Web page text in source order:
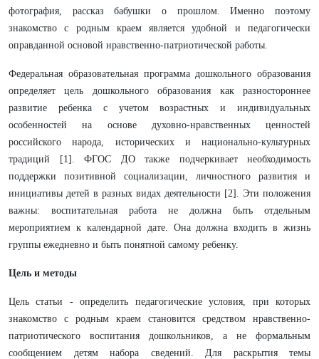
фотография, рассказ бабушки о прошлом. Именно поэтому
знакомство с родным краем является удобной и педагогически
оправданной основой нравственно-патриотической работы.
Федеральная образовательная программа дошкольного образования
определяет цель дошкольного образования как разностороннее
развитие ребенка с учетом возрастных и индивидуальных
особенностей на основе духовно-нравственных ценностей
российского народа, исторических и национально-культурных
традиций [1]. ФГОС ДО также подчеркивает необходимость
поддержки позитивной социализации, личностного развития и
инициативы детей в разных видах деятельности [2]. Эти положения
важны: воспитательная работа не должна быть отдельным
мероприятием к календарной дате. Она должна входить в жизнь
группы ежедневно и быть понятной самому ребенку.
Цель и методы
Цель статьи - определить педагогические условия, при которых
знакомство с родным краем становится средством нравственно-
патриотического воспитания дошкольников, а не формальным
сообщением детям набора сведений. Для раскрытия темы